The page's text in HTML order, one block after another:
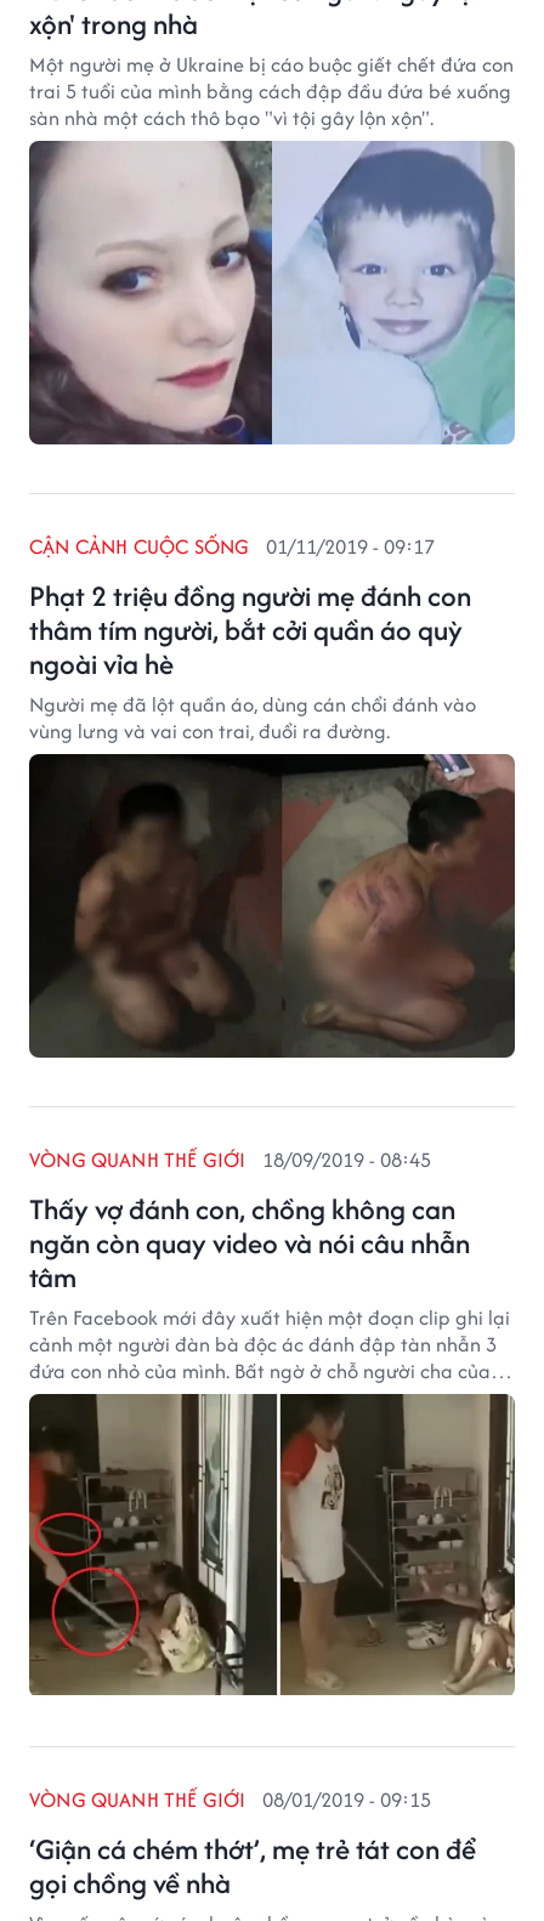
xộn' trong nhà
Một người mẹ ở Ukraine bị cáo buộc giết chết đứa con
trai 5 tuổi của mình bằng cách đập đầu đứa bé xuống
sàn nhà một cách thô bạo "vì tội gây lộn xộn".
Phạt 2 triệu đồng người mẹ đánh con
thâm tím người, bắt cởi quần áo quỳ
ngoài vỉa hè
CẬN CẢNH CUỘC SỐNG 01/11/2019 - 09:17
Người mẹ đã lột quần áo, dùng cán chổi đánh vào
vùng lưng và vai con trai, đuổi ra đường.
Thấy vợ đánh con, chồng không can
ngăn còn quay video và nói câu nhẫn
tâm
VÒNG QUANH THẾ GIỚI 18/09/2019 - 08:45
Trên Facebook mới đây xuất hiện một đoạn clip ghi lại
cảnh một người đàn bà độc ác đánh đập tàn nhẫn 3
đứa con nhỏ của mình. Bất ngờ ở chỗ người cha của lũ
trẻ không những không can thiệp mà còn khuyến khích
vợ: "Đánh thêm đi" rồi quay phim lại.
‘Giận cá chém thớt’, mẹ trẻ tát con để
gọi chồng về nhà
VÒNG QUANH THẾ GIỚI 08/01/2019 - 09:15